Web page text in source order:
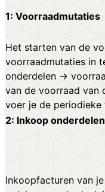
1: Voorraadmutaties
Het starten van de
voorraadmutaties in
onderdelen →
van de voorraad van
voer je de
2: Inkoop onderdelen
Inkoopfacturen van